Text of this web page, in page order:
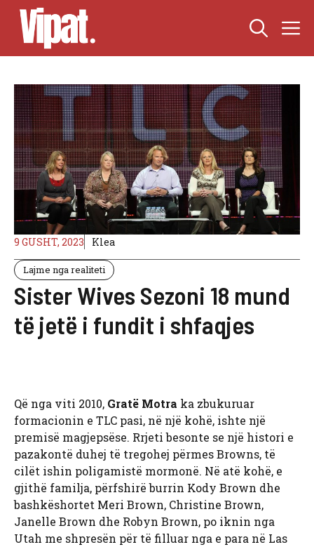
Skip
content
9 GUSHT, 2023 Klea
Lajme nga realiteti
Sister Wives Sezoni 18 mund
të jetë i fundit i shfaqjes
Që nga viti 2010, Gratë Motra ka zbukuruar
formacionin e TLC pasi, në një kohë, ishte një
premisë magjepsëse. Rrjeti besonte se një histori e
pazakontë duhej të tregohej përmes Browns, të
cilët ishin poligamistë mormonë. Në atë kohë, e
gjithë familja, përfshirë burrin Kody Brown dhe
bashkëshortet Meri Brown, Christine Brown,
Janelle Brown dhe Robyn Brown, po iknin nga
Utah me shpresën për të filluar nga e para në Las